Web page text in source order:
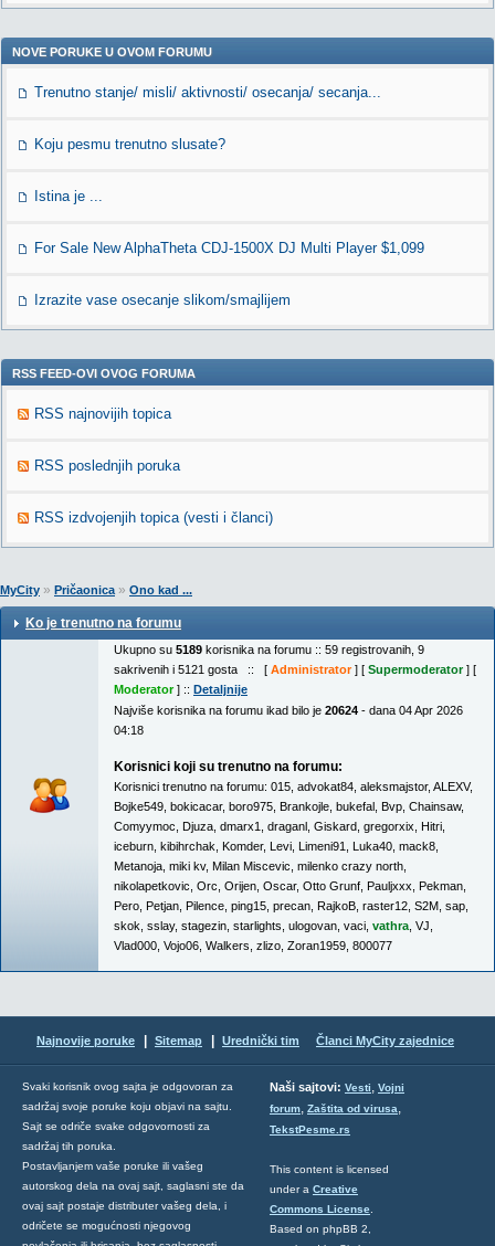
NOVE PORUKE U OVOM FORUMU
Trenutno stanje/ misli/ aktivnosti/ osecanja/ secanja...
Koju pesmu trenutno slusate?
Istina je ...
For Sale New AlphaTheta CDJ-1500X DJ Multi Player $1,099
Izrazite vase osecanje slikom/smajlijem
RSS FEED-OVI OVOG FORUMA
RSS najnovijih topica
RSS poslednjih poruka
RSS izdvojenjih topica (vesti i članci)
MyCity » Pričaonica» Ono kad ...
Ko je trenutno na forumu
Ukupno su 5189 korisnika na forumu :: 59 registrovanih, 9
sakrivenih i 5121 gosta :: [ Administrator] [ Supermoderator] [
Moderator] :: Detaljnije
Najviše korisnika na forumu ikad bilo je 20624 - dana 04 Apr 2026
04:18
Korisnici koji su trenutno na forumu:
Korisnici trenutno na forumu: 015 advokat84 aleksmajstor, ALEXV,
Bojke549 bokicacar, boro975 Brankojle bukefal Bvp Chainsaw,
Comyymoc Djuza dmarx1 draganl Giskard gregorxix Hitri
iceburn kibihrchak Komder, Levi Limeni91 Luka40 mack8
Metanoja miki kv, Milan Miscevic milenko crazy north
nikolapetkovic Orc Orijen Oscar, Otto Grunf Pauljxxx Pekman
Pero Petjan Pilence ping15 precan RajkoB raster12 S2M sap
skok sslay, stagezin starlights ulogovan vaci vathra VJ
Vlad000 Vojo06 Walkers zlizo Zoran1959 800077
Najnovije poruke Sitemap Urednički tim Članci MyCity zajednice
Svaki korisnik ovog sajta je odgovoran za
sadržaj svoje poruke koju objavi na sajtu.
Sajt se odriče svake odgovornosti za
sadržaj tih poruka.
Postavljanjem vaše poruke ili vašeg
autorskog dela na ovaj sajt, saglasni ste da
ovaj sajt postaje distributer vašeg dela, i
odričete se mogućnosti njegovog
Naši sajtovi: Vesti, Vojni
forum, Zaštita od virusa,
TekstPesme.rs
This content is licensed
under a Creative
Commons License
Based on phpBB 2,